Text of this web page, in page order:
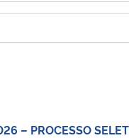
– PROCESSO